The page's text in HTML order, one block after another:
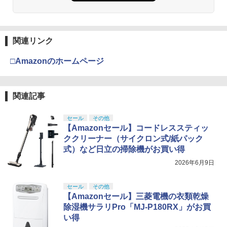
関連リンク
□Amazonのホームページ
関連記事
セール その他
【Amazonセール】コードレススティッ
ククリーナー（サイクロン式/紙パック
式）など日立の掃除機がお買い得
2026年6月9日
セール その他
【Amazonセール】三菱電機の衣類乾燥
除湿機サラリPro「MJ-P180RX」がお買
い得